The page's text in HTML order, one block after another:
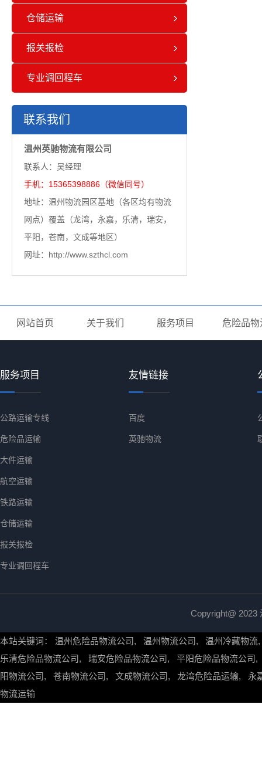
仓储运输
报关报检
专业调回程车
联系我们
温州英驰物流有限公司
联系人：吴经理
手机：15365398886（微信同号）
地址：温州物流园区基地（各区均有物流
网点）覆盖（龙湾，永嘉，乐清，瑞安，
平阳，苍南，文成等地区）
网址：http://www.szthcl.com
网站首页 关于我们 服务项目 危险品物
服务项目
公路运输专线
危险品运输
大件运输
航空运输
铁路运输
仓储运输
报关报检
专业调回程车
友情链接
百度
英驰物流
Copyright@
本站关键词： 温州危险品物流公司, 温州物流公司, 温州冷藏物流
乐清危险品物流公司, 瑞安危险品物流公司, 平阳危险品物流公司
阳物流公司, 苍南物流公司, 文成物流公司, 龙湾危险品运输, 永
物流运输